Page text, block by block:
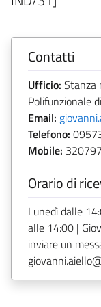
Contatti
Ufficio: Stanza
Polifunzionale
Email:
Telefono:
Mobile:
Orario di
Lunedì dalle
alle 14:00 |
inviare un